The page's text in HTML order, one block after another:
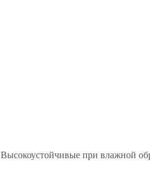
Высокоустойчивые при влажной